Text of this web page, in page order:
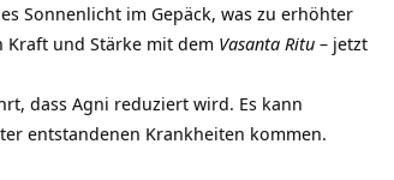
Sonnenlicht im Gepäck, was zu erhöhter
Kraft und Stärke mit dem Vasanta Ritu – jetzt
dass Agni reduziert wird. Es kann
entstandenen Krankheiten kommen.